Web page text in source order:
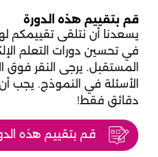
قم بتقييم هذه الدورة
يسعدنا أن نتلقى تقييمكم
في تحسين دورات التعلم
المستقبل. يرجى النقر فوق
الأسئلة في النموذج. يجب
دقائق فقط!
قم بتقييم هذه